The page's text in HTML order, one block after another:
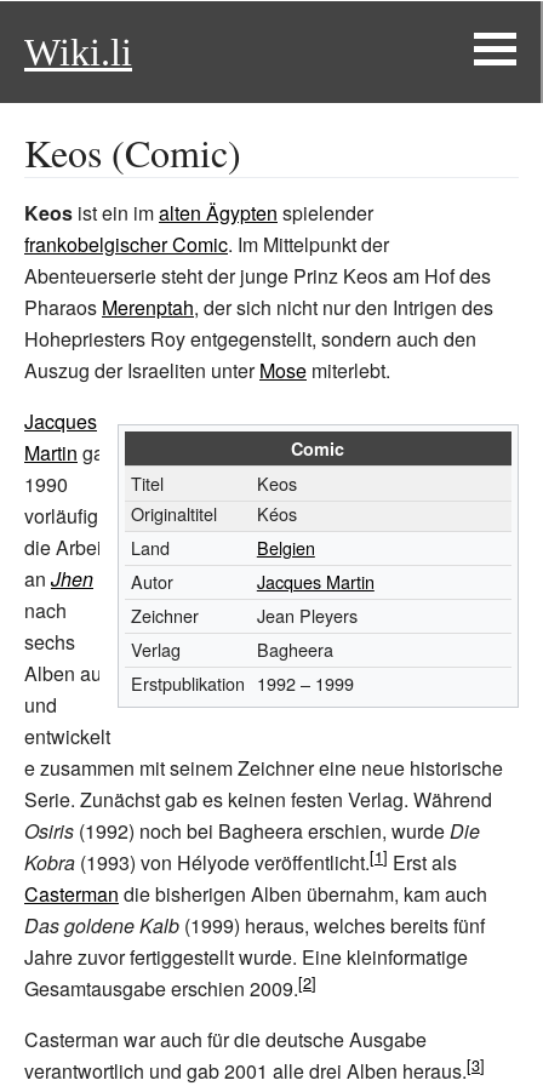
Wiki.li
Keos (Comic)
Keos ist ein imalten Ägypten spielender
frankobelgischer Comic. Im Mittelpunkt der
Abenteuerserie steht der junge Prinz Keos am Hof des
Pharaos Merenptah, der sich nicht nur den Intrigen des
Hohepriesters Roy entgegenstellt, sondern auch den
Auszug der Israeliten unterMose miterlebt.
Comic
Titel
Keos
Originaltitel
Kéos
Land
Belgien
Autor
Jacques Martin
Zeichner
Jean Pleyers
Verlag
Bagheera
Erstpublikation 1992 – 1999
Jacques
Martin gab
1990
vorläufig
die Arbeit
an Jhen
nach
sechs
Alben auf
und
entwickelt
e zusammen mit seinem Zeichner eine neue historische
Serie. Zunächst gab es keinen festen Verlag. Während
Osiris (1992) noch bei Bagheera erschien, wurdeDie
Kobra (1993) von Hélyode veröffentlicht.
Erst als
Casterman die bisherigen Alben übernahm, kam auch
Das goldene Kalb (1999) heraus, welches bereits fünf
Jahre zuvor fertiggestellt wurde. Eine kleinformatige
Gesamtausgabe erschien 2009.
Casterman war auch für die deutsche Ausgabe
verantwortlich und gab 2001 alle drei Alben heraus.